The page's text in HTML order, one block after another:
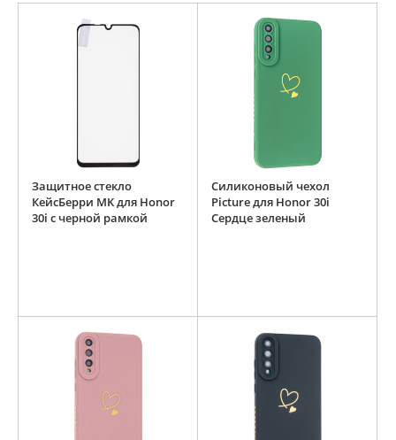
Защитное стекло
КейсБерри MK для Honor
30i с черной рамкой
Силиконовый чехол
Picture для Honor 30i
Сердце зеленый